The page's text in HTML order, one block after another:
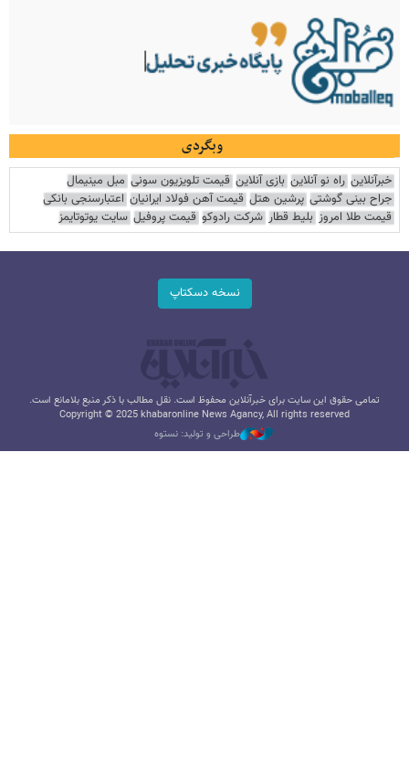
وبگردی
خبرآنلاین راه نو آنلاین بازی آنلاین قیمت تلویزیون سونی مبل مینیمال
جراح بینی گوشتی پرشین هتل قیمت آهن فولاد ایرانیان اعتبارسنجی بانکی
قیمت طلا امروز بلیط قطار شرکت رادوکو قیمت پروفیل سایت یوتوتایمز
نسخه دسکتاپ
تمامی حقوق این سایت برای خبرآنلاین محفوظ است. نقل مطالب با ذکر منبع بلامانع است.
Copyright © 2025 khabaronline News Agancy, All rights reserved
طراحی و تولید: نستوه